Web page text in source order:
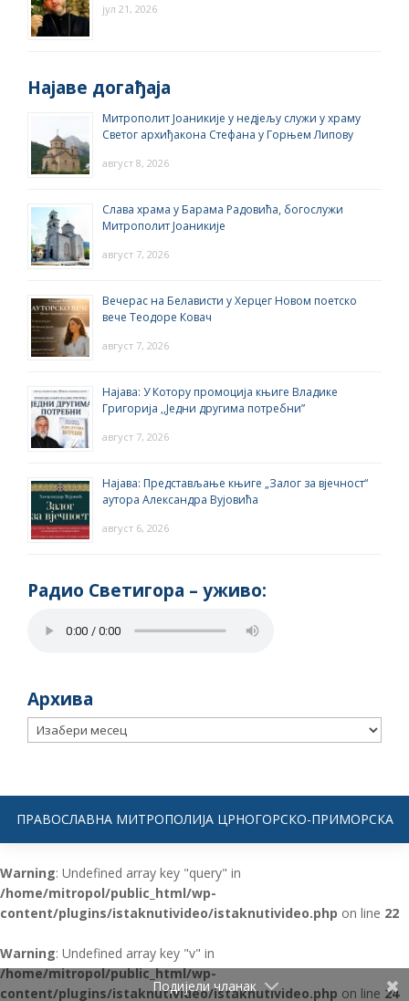
јул 21, 2026
Најаве догађаја
Митрополит Јоаникије у недјељу служи у храму
Светог архиђакона Стефана у Горњем Липову
август 8, 2026
Слава храма у Барама Радовића, богослужи
Митрополит Јоаникије
август 7, 2026
Вечерас на Белависти у Херцег Новом поетско
вече Теодоре Ковач
август 7, 2026
Најава: У Котору промоција књиге Владике
Григорија ,,Једни другима потребни”
август 7, 2026
Најава: Представљање књиге „Залог за вјечност“
аутора Александра Вујовића
август 6, 2026
Радио Светигора – yживо:
Архива
Архива
ПРАВОСЛАВНА МИТРОПОЛИЈА ЦРНОГОРСКО-ПРИМОРСКА
Warning: Undefined array key "query" in
/home/mitropol/public_html/wp-
content/plugins/istaknutivideo/istaknutivideo.php on line 22
Warning: Undefined array key "v" in
/home/mitropol/public_html/wp-
content/plugins/istaknutivideo/istaknutivideo.php on line 24
Подијели чланак